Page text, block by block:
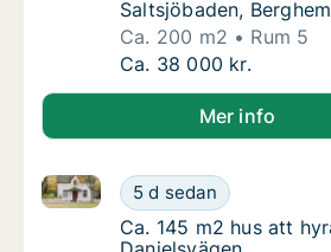
Saltsjöbaden,
Ca. 200 m2
Rum 5
Ca. 200 m2 hus att
Ca. 38 000 kr.
Mer info
Ca. 145 m2 hus att
5 d sedan
Ca. 145 m2 hus att hyra i
Ca. 145 m2 hus att
Ca. 145 m2 hus att